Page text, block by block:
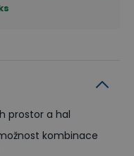
prostor a hal
kombinace